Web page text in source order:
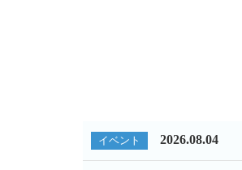
イベント 2026.08.04